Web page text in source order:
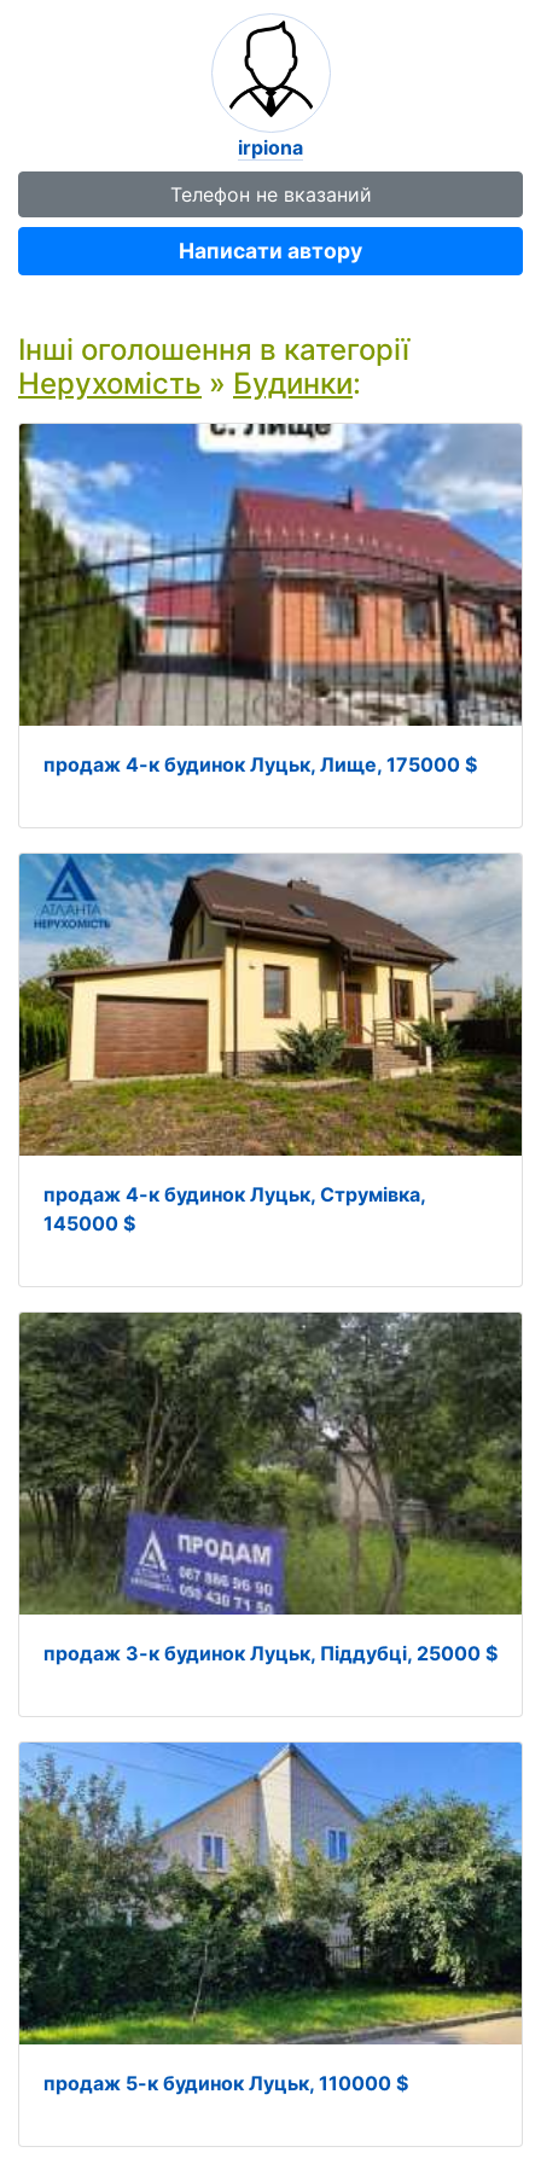
irpiona
Телефон не вказаний
Написати автору
Інші оголошення в категорії
Нерухомість » Будинки:
продаж 4-к будинок Луцьк, Лище, 175000 $
продаж 4-к будинок Луцьк, Струмівка,
145000 $
продаж 3-к будинок Луцьк, Піддубці, 25000 $
продаж 5-к будинок Луцьк, 110000 $